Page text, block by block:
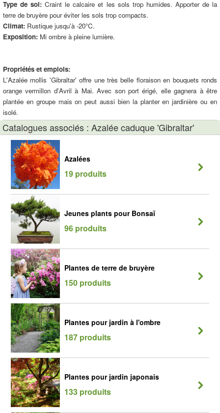
Type de sol: Craint le calcaire et les sols trop humides. Apporter de la
terre de bruyère pour éviter les sols trop compacts.
Climat: Rustique jusqu'à -20°C.
Exposition: Mi ombre à pleine lumière.
Propriétés et emplois:
L'Azalée mollis 'Gibraltar' offre une très belle floraison en bouquets ronds
orange vermillon d'Avril à Mai. Avec son port érigé, elle gagnera à être
plantée en groupe mais on peut aussi bien la planter en jardinière ou en
isolé.
Catalogues associés : Azalée caduque 'Gibraltar'
Azalées
19 produits
Jeunes plants pour Bonsaï
96 produits
Plantes de terre de bruyère
150 produits
Plantes pour jardin à l'ombre
187 produits
Plantes pour jardin japonais
133 produits